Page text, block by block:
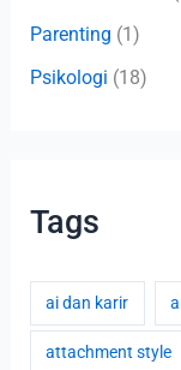
Parenting (1)
Psikologi (18)
Tags
ai dan karir
attachment style